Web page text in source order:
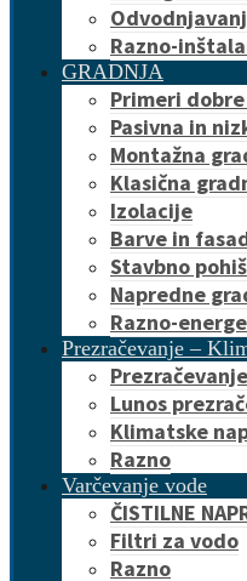
Razno-
GRADNJA
Primeri
Pasivna in
Montažna
Klasična
Izolacije
Barve in
Stavbno
Napredne
Razno-
Prezračevanje –
Prezračevanje
Lunos
Klimatske
Razno
Varčevanje vode
ČISTILNE
Filtri za vodo
Razno